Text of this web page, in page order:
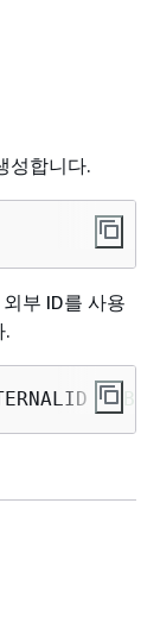
성합니다.
부 ID를 사용
.